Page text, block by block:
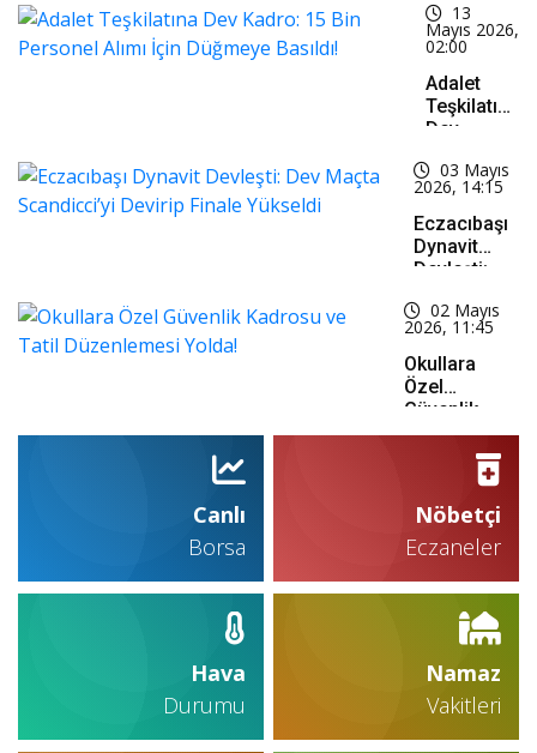
Hasreti Son
Buldu!
13
Mayıs 2026,
02:00
Adalet
Teşkilatına
Dev
Bin
Personel
Alımı İçin
Düğmeye
Basıldı!
03 Mayıs
2026, 14:15
Eczacıbaşı
Dynavit
Devleşti:
Scandicci’yi
Devirip
Finale
Yükseldi
02 Mayıs
2026, 11:45
Okullara
Özel
Güvenlik
Kadrosu Ve
Düzenlemesi
Yolda!
Canlı
Borsa
Nöbetçi
Eczaneler
Hava
Durumu
Namaz
Vakitleri